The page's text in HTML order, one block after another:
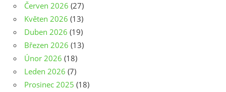
Červen 2026 (27)
Květen 2026 (13)
Duben 2026 (19)
Březen 2026 (13)
Únor 2026 (18)
Leden 2026 (7)
Prosinec 2025 (18)